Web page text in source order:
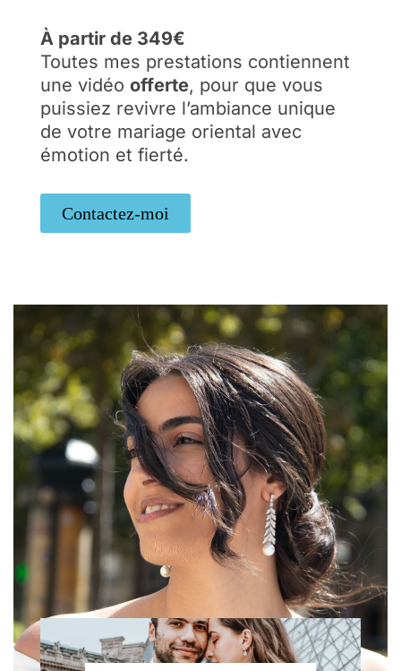
À partir de 349€
Toutes mes prestations contiennent
une vidéo offerte, pour que vous
puissiez revivre l’ambiance unique
de votre mariage oriental avec
émotion et fierté.
Contactez-moi